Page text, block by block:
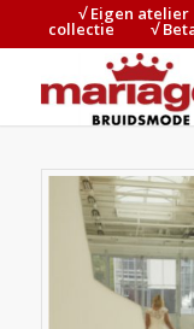
√ Eigen
collectie⠀⠀⠀√